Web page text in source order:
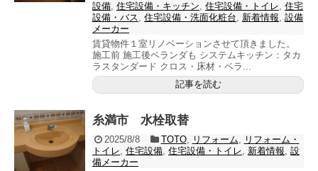
設備, 住宅設備・キッチン, 住宅設備・トイレ, 住宅
設備・バス, 住宅設備・洗面化粧台, 新着情報, 設備
メーカー
賃貸物件１室リノベーションさせて頂きました。
施工前 施工後ベランダも システムキッチン：タカ
ラスタンダード クロス・床材・ベラ...
記事を読む
糸満市 水栓取替
2025/8/8 TOTO, リフォーム, リフォーム・
トイレ, 住宅設備, 住宅設備・トイレ, 新着情報, 設
備メーカー